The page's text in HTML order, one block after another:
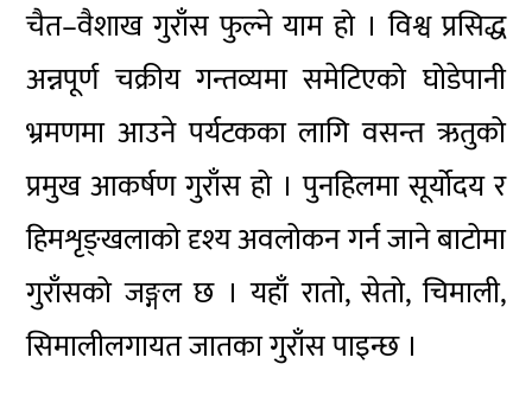
चैत–वैशाख गुराँस फुल्ने याम हो । विश्व प्रसिद्ध
अन्नपूर्ण चक्रीय गन्तव्यमा समेटिएको घोडेपानी
भ्रमणमा आउने पर्यटकका लागि वसन्त ऋतुको
प्रमुख आकर्षण गुराँस हो । पुनहिलमा सूर्योदय र
हिमशृङ्खलाको दृश्य अवलोकन गर्न जाने बाटोमा
गुराँसको जङ्गल छ । यहाँ रातो, सेतो, चिमाली,
सिमालीलगायत जातका गुराँस पाइन्छ ।